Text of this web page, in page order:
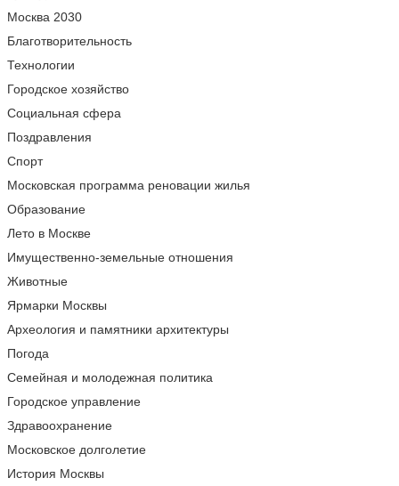
Москва 2030
Благотворительность
Технологии
Городское хозяйство
Социальная сфера
Поздравления
Спорт
Московская программа реновации жилья
Образование
Лето в Москве
Имущественно-земельные отношения
Животные
Ярмарки Москвы
Археология и памятники архитектуры
Погода
Семейная и молодежная политика
Городское управление
Здравоохранение
Московское долголетие
История Москвы